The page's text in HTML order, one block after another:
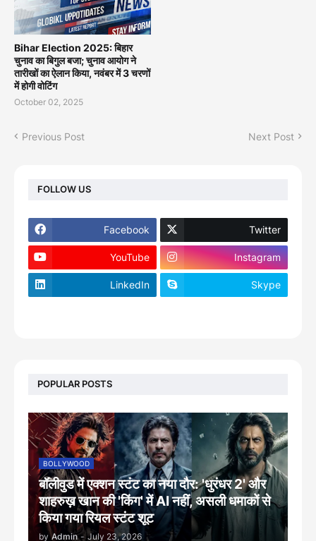
Bihar Election 2025: बिहार
चुनाव का बिगुल बजा; चुनाव आयोग ने
तारीखों का ऐलान किया, नवंबर में 3 चरणों
में होगी वोटिंग
October 02, 2025
Previous Post Next Post
FOLLOW US
Facebook Twitter
YouTube Instagram
LinkedIn Skype
POPULAR POSTS
BOLLYWOOD
बॉलीवुड में एक्शन स्टंट का नया दौर: 'धुरंधर 2' और
शाहरुख़ खान की 'किंग' में AI नहीं, असली धमाकों से
किया गया रियल स्टंट शूट
by Admin - July 23, 2026